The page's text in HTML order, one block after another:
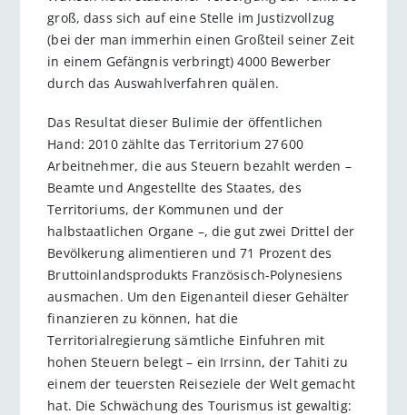
groß, dass sich auf eine Stelle im Justizvollzug
(bei der man immerhin einen Großteil seiner Zeit
in einem Gefängnis verbringt) 4000 Bewerber
durch das Auswahlverfahren quälen.
Das Resultat dieser Bulimie der öffentlichen
Hand: 2010 zählte das Territorium 27 600
Arbeitnehmer, die aus Steuern bezahlt werden –
Beamte und Angestellte des Staates, des
Territoriums, der Kommunen und der
halbstaatlichen Organe –, die gut zwei Drittel der
Bevölkerung alimentieren und 71 Prozent des
Bruttoinlandsprodukts Französisch-Polynesiens
ausmachen. Um den Eigenanteil dieser Gehälter
finanzieren zu können, hat die
Territorialregierung sämtliche Einfuhren mit
hohen Steuern belegt – ein Irrsinn, der Tahiti zu
einem der teuersten Reiseziele der Welt gemacht
hat. Die Schwächung des Tourismus ist gewaltig: